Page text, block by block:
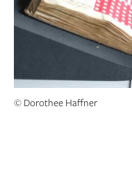
© Dorothee Haffner